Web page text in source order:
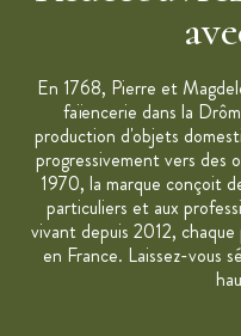
Fabriqué en France
Résiste aux chocs
Passe au four (300°C),
(-20°C)
Nettoyage facile au lave-
Moule vendu à l'unité
Collection : French
En 1768, Pierre et
faïencerie dans la
production d'objets
progressivement vers des
1970, la marque conçoit
particuliers et aux
vivant depuis 2012,
en France. Laissez-vous